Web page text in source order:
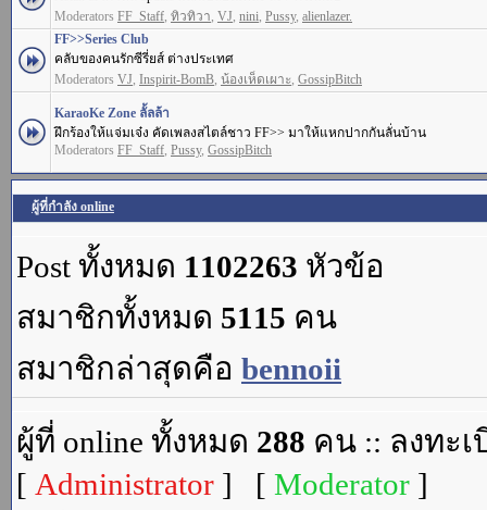
Moderators FF_Staff, ทิวทิวา, VJ, nini, Pussy, alienlazer.
FF>>Series Club
คลับของคนรักซีรี่ยส์ ต่างประเทศ
Moderators VJ, Inspirit-BomB, น้องเห็ดเผาะ, GossipBitch
KaraoKe Zone ลั้ลล้า
ฝึกร้องให้แจ่มเจ๋ง คัดเพลงสไตล์ชาว FF>> มาให้แหกปากกันลั่นบ้าน
Moderators FF_Staff, Pussy, GossipBitch
ผู้ที่กำลัง online
Post ทั้งหมด 1102263 หัวข้อ
สมาชิกทั้งหมด 5115 คน
สมาชิกล่าสุดคือ bennoii
ผู้ที่ online ทั้งหมด 288 คน :: ลงทะ
[ Administrator ] [ Moderator ]